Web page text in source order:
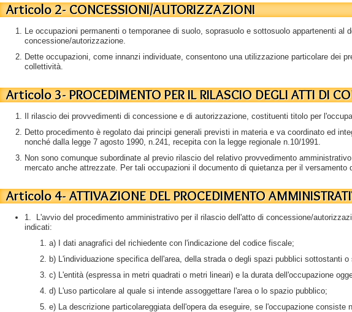
Articolo 2- CONCESSIONI/AUTORIZZAZIONI
Le occupazioni permanenti o temporanee di suolo, soprasuolo e sottosuolo appartenenti
concessione/autorizzazione.
Dette occupazioni, come innanzi individuate, consentono una utilizzazione particolare dei
collettività.
Articolo 3- PROCEDIMENTO PER IL RILASCIO DEGLI ATTI DI
Il rilascio dei provvedimenti di concessione e di autorizzazione, costituenti titolo per
Detto procedimento è regolato dai principi generali previsti in materia e va coordinato ed
nonché dalla legge 7 agosto 1990, n.241, recepita con la legge regionale n.10/1991.
Non sono comunque subordinate al previo rilascio del relativo provvedimento
mercato anche attrezzate. Per tali occupazioni il documento di quietanza per il
Articolo 4- ATTIVAZIONE DEL PROCEDIMENTO
1. L'avvio del procedimento amministrativo per il rilascio dell'atto di concessione/
indicati:
a) I dati anagrafici del richiedente con l'indicazione del codice fiscale;
b) L'individuazione specifica dell'area, della strada o degli spazi pubblici sottostanti
c) L'entità (espressa in metri quadrati o metri lineari) e la durata dell'occupazione
d) L'uso particolare al quale si intende assoggettare l'area o lo spazio pubblico;
e) La descrizione particolareggiata dell'opera da eseguire, se l'occupazione